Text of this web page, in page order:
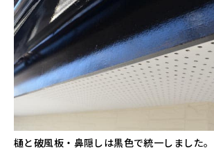
樋と破風板・鼻隠しは黒色で統一しました。